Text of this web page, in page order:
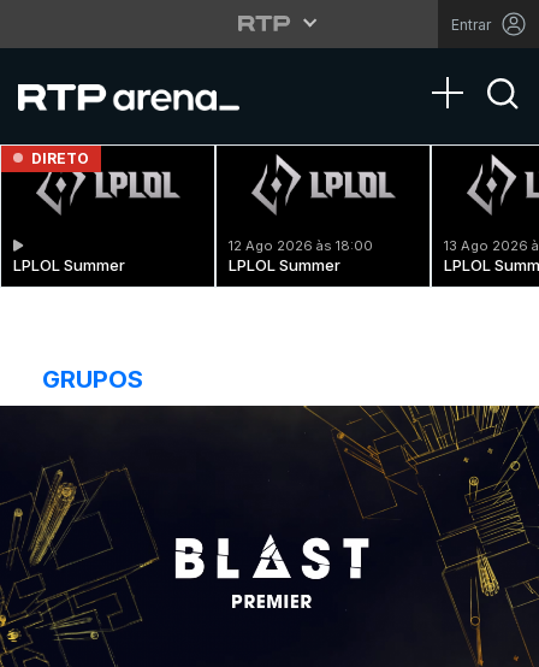
Entrar
Toggle
DIRETO
LPLOL Summer
12 Ago 2026 às 18:00
LPLOL Summer
13 Ago 2026
LPLOL
GRUPOS